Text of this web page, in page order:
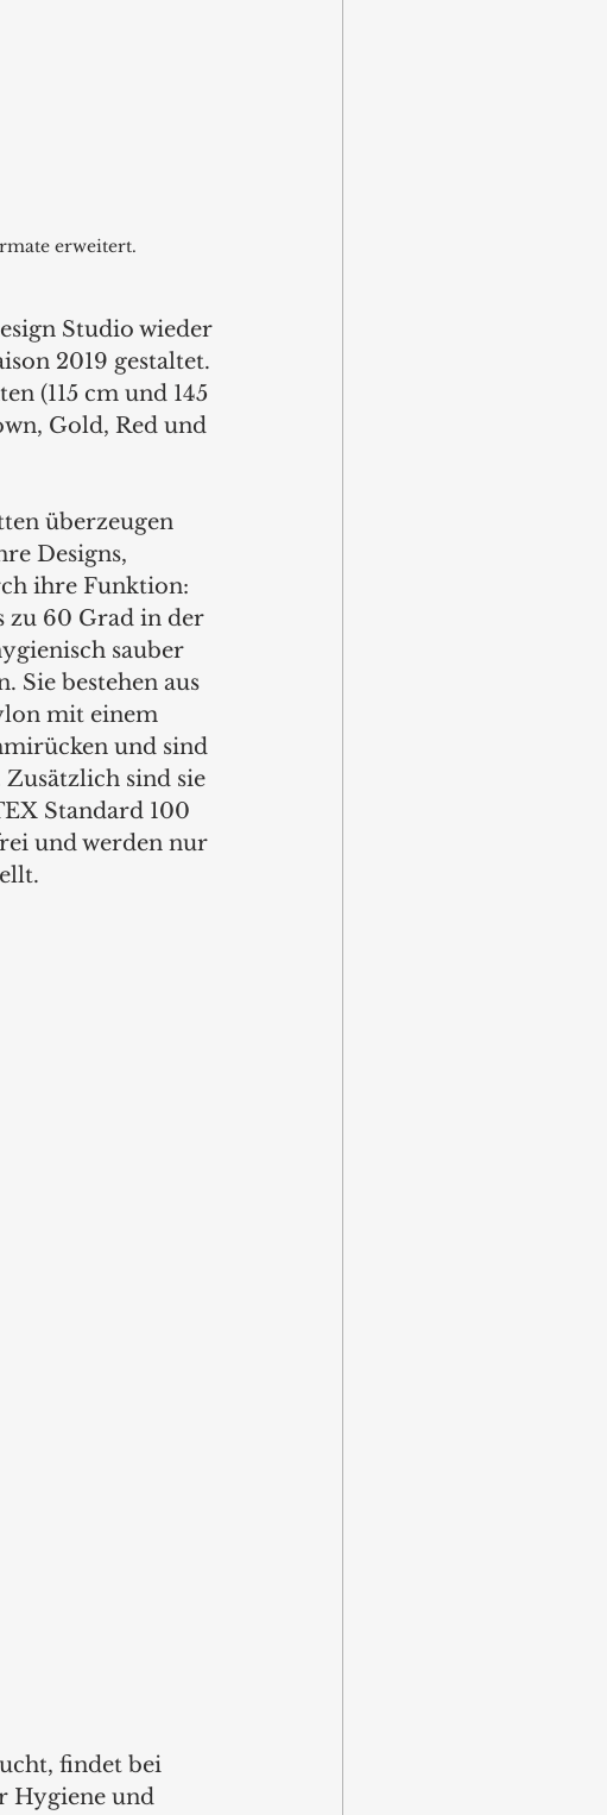
erweitert.
Studio wieder
2019 gestaltet.
(115 cm und 145
Gold, Red und
überzeugen
Designs,
ihre Funktion:
zu 60 Grad in der
sauber
Sie bestehen aus
mit einem
und sind
sind sie
Standard 100
und werden nur
findet bei
Hygiene und